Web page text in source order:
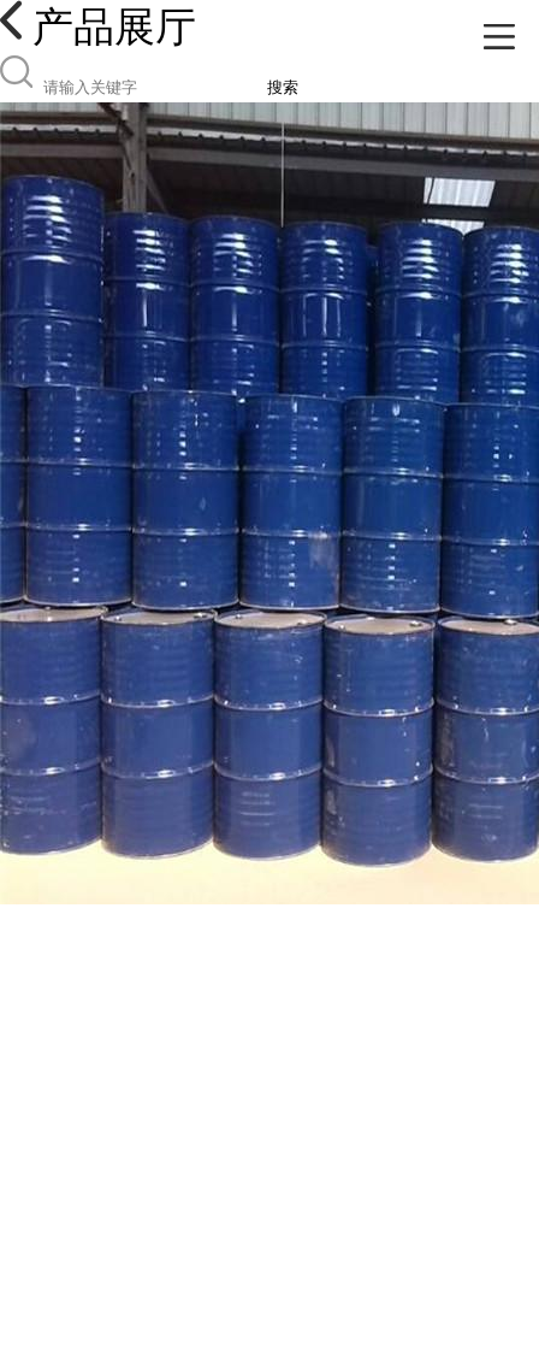
产品展厅
搜索